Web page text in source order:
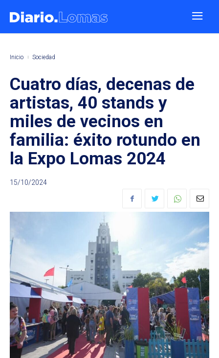
Inicio Sociedad
Cuatro días, decenas de
artistas, 40 stands y
miles de vecinos en
familia: éxito rotundo en
la Expo Lomas 2024
15/10/2024